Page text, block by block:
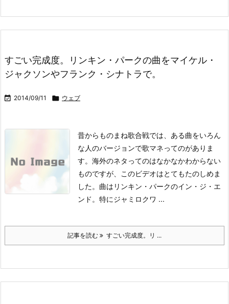
すごい完成度。リンキン・パークの曲をマイケル・
ジャクソンやフランク・シナトラで。
 2014/09/11  ウェブ
昔からものまね歌合戦では、ある曲をいろん
な人のバージョンで歌マネってのがありま
す。海外のネタってのはなかなかわからない
ものですが、このビデオはとてもたのしめま
した。 曲はリンキン・パークのイン・ジ・エ
ンド。特にジャミロクワ ...
記事を読む すごい完成度。リ ...